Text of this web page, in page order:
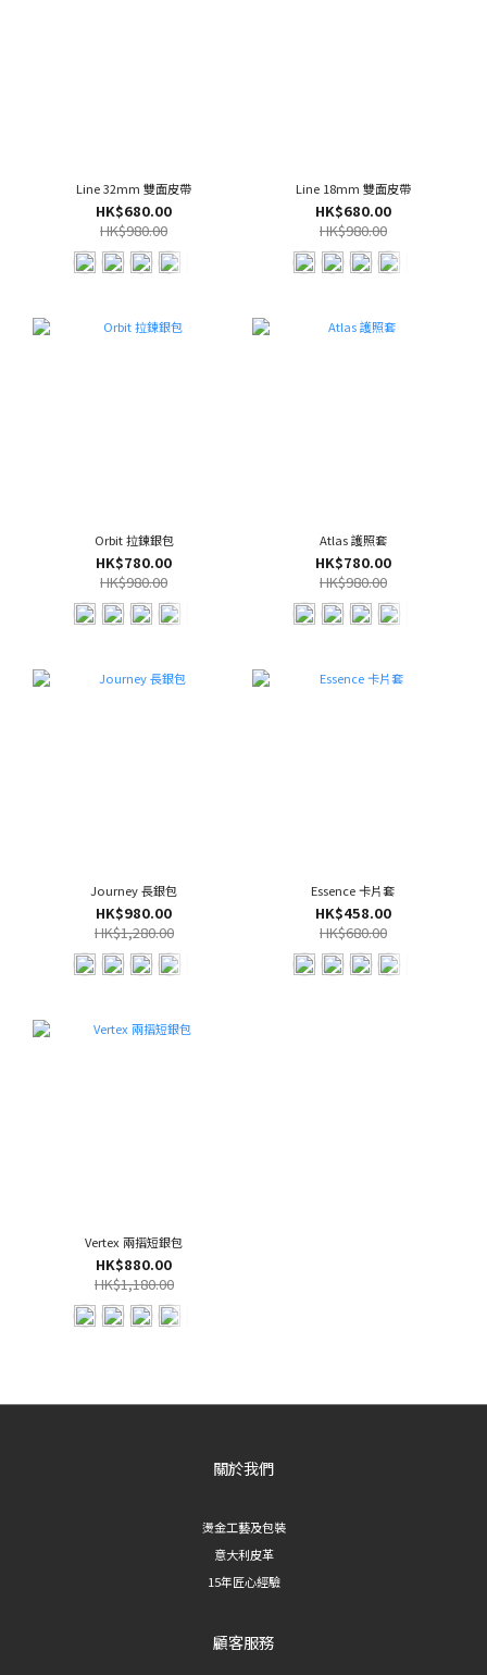
Line 32mm 雙面皮帶
HK$680.00
HK$980.00
Line 18mm 雙面皮帶
HK$680.00
HK$980.00
Orbit 拉鍊銀包
HK$780.00
HK$980.00
Atlas 護照套
HK$780.00
HK$980.00
Journey 長銀包
HK$980.00
HK$1,280.00
Essence 卡片套
HK$458.00
HK$680.00
Vertex 兩摺短銀包
HK$880.00
HK$1,180.00
關於我們
燙金工藝及包裝
意大利皮革
15年匠心經驗
顧客服務